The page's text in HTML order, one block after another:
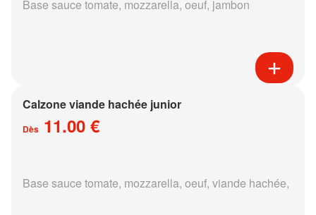
Base sauce tomate, mozzarella, oeuf, jambon
Calzone viande hachée junior
Dès 11.00 €
Base sauce tomate, mozzarella, oeuf, viande hachée,